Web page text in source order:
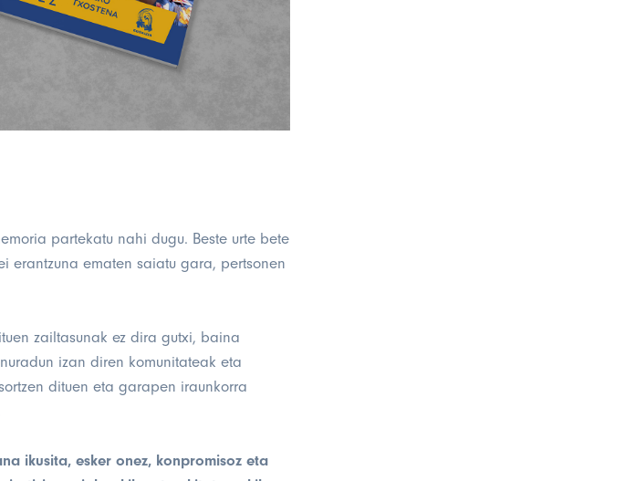
partekatu nahi dugu. Beste urte bete
ematen saiatu gara, pertsonen
zailtasunak ez dira gutxi, baina
izan diren komunitateak eta
dituen eta garapen iraunkorra
ikusita, esker onez, konpromisoz eta